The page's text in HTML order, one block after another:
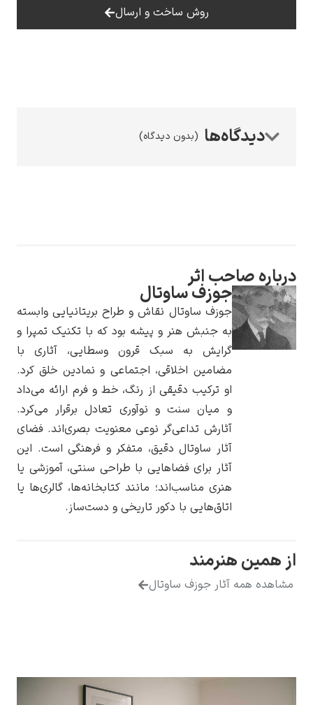
پیر آگوست رنوآر
یوهانس فرمیر
پرفروش‌ترین
روش ساخت و ارسال
(بدون دیدگاه)
صاحب اثر
جوزف ساوتال
جوزف ساوتال نقاش و طراح بریتانیایی وابسته
به جنبش هنر و پیشه بود که با تکنیک تمپرا و
گرایش به سبک قرون وسطایی، آثاری با
مضامین اخلاقی، اجتماعی و نمادین خلق کرد.
او ترکیب دقیقی از رنگ، خط و فرم ارائه می‌داد
و میان سنت و نوآوری تعادل برقرار می‌کرد.
آثارش تداعی‌گر نوعی معنویت بصری‌اند. فضای
آثار ساوتال دقیق، متفکر و فرهنگی است. این
آثار برای فضاهایی با طراحی سنتی، آموزشی یا
هنری مناسب‌اند؛ مانند کتابخانه‌ها، گالری‌ها یا
اتاق‌هایی با دکور تاریخی و دست‌ساز.
هنرمند
همه آثار جوزف ساوتال